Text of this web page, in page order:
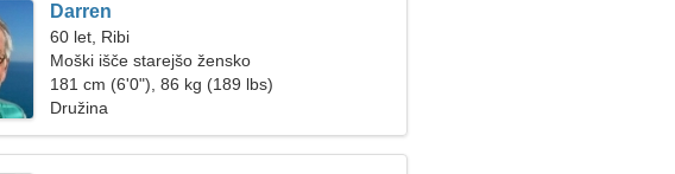
Darren
60 let, Ribi
Moški išče starejšo žensko
181 cm (6'0"), 86 kg (189 lbs)
Družina